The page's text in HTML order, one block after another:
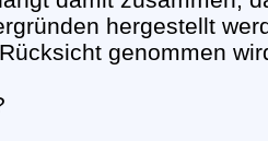
hergestellt
genommen